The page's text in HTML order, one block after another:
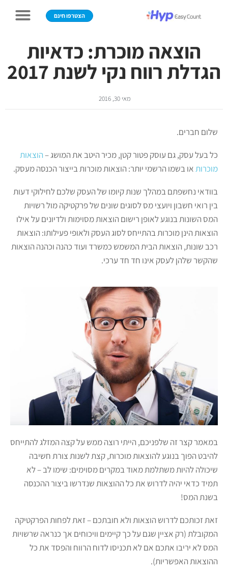
הצטרפו חינם
הוצאה מוכרת: כדאיות
הגדלת רווח נקי לשנת 2017
מאי 30, 2016
שלום חברים.
כל בעל עסק, גם עוסק פטור קטן, מכיר היטב את המושג –הוצאות
מוכרותאו בשמו הרשמי יותר: הוצאות מוכרות בייצור הכנסה מעסק.
בוודאי נחשפתם במהלך שנות קיומו של העסק שלכם לחילוקי דעות
בין רואי חשבון ויועצי מס לסוגים שונים של פרקטיקה מול רשויות
המס השונות בנוגע לאופן רישום הוצאות מסוימות ולדיונים על אילו
הוצאות הינן מוכרות בהתייחס לסוג העסק ולאופי פעילותו: הוצאות
רכב שונות, הוצאות הבית המשמש כמשרד ועוד כהנה וכהנה הוצאות
שהקשר שלהן לעסק אינו חד חד ערכי.
במאמר קצר זה שלפניכם, הייתי רוצה ממש על קצה המזלג להתייחס
להיבט הפוך בנוגע להוצאות מוכרות, קצת לשנות צורת חשיבה
שיכולה להיות משתלמת מאוד במקרים מסוימים: שימו לב – לא
תמיד כדאי יהיה לדרוש את כל ההוצאות שנדרשו ביצור ההכנסה
בשנת המס!
זאת זכותכם לדרוש הוצאות ולא חובתכם – זאת לפחות הפרקטיקה
המקובלת (רק אציין שגם על כך קיימים וויכוחים אך כנראה שרשויות
המס לא יריבו אתכם אם לא תכניסו לדוח הרווח והפסד את כל
ההוצאות האפשריות).